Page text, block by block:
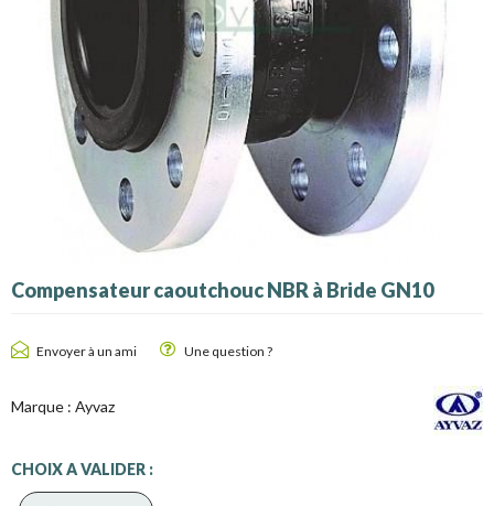
Compensateur caoutchouc NBR à Bride GN10
Envoyer à un ami Une question ?
Marque : Ayvaz
CHOIX A VALIDER :